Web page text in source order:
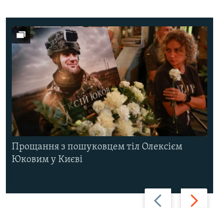
Назад Вперед
Прощання з пошуковцем тіл Олексієм
Юковим у Києві